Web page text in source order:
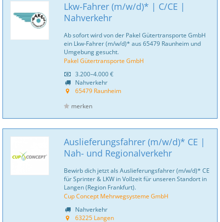
Lkw-Fahrer (m/w/d)* | C/CE |
Nahverkehr
Ab sofort wird von der Pakel Gütertransporte GmbH
ein Lkw-Fahrer (m/w/d)* aus 65479 Raunheim und
Umgebung gesucht.
Pakel Gütertransporte GmbH
3.200–4.000 €
Nahverkehr
65479 Raunheim
merken
Auslieferungsfahrer (m/w/d)* CE |
Nah- und Regionalverkehr
Bewirb dich jetzt als Auslieferungsfahrer (m/w/d)* CE
für Sprinter & LKW in Vollzeit für unseren Standort in
Langen (Region Frankfurt).
Cup Concept Mehrwegsysteme GmbH
Nahverkehr
63225 Langen